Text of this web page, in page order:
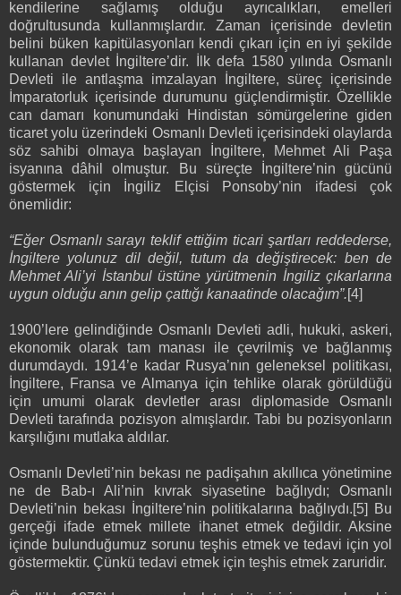
kendilerine sağlamış olduğu ayrıcalıkları, emelleri
doğrultusunda kullanmışlardır. Zaman içerisinde devletin
belini büken kapitülasyonları kendi çıkarı için en iyi şekilde
kullanan devlet İngiltere’dir. İlk defa 1580 yılında Osmanlı
Devleti ile antlaşma imzalayan İngiltere, süreç içerisinde
İmparatorluk içerisinde durumunu güçlendirmiştir. Özellikle
can damarı konumundaki Hindistan sömürgelerine giden
ticaret yolu üzerindeki Osmanlı Devleti içerisindeki olaylarda
söz sahibi olmaya başlayan İngiltere, Mehmet Ali Paşa
isyanına dâhil olmuştur. Bu süreçte İngiltere’nin gücünü
göstermek için İngiliz Elçisi Ponsoby’nin ifadesi çok
önemlidir:
“Eğer Osmanlı sarayı teklif ettiğim ticari şartları reddederse,
İngiltere yolunuz dil değil, tutum da değiştirecek: ben de
Mehmet Ali’yi İstanbul üstüne yürütmenin İngiliz çıkarlarına
uygun olduğu anın gelip çattığı kanaatinde olacağım”.[4]
1900’lere gelindiğinde Osmanlı Devleti adli, hukuki, askeri,
ekonomik olarak tam manası ile çevrilmiş ve bağlanmış
durumdaydı. 1914’e kadar Rusya’nın geleneksel politikası,
İngiltere, Fransa ve Almanya için tehlike olarak görüldüğü
için umumi olarak devletler arası diplomaside Osmanlı
Devleti tarafında pozisyon almışlardır. Tabi bu pozisyonların
karşılığını mutlaka aldılar.
Osmanlı Devleti’nin bekası ne padişahın akıllıca yönetimine
ne de Bab-ı Ali’nin kıvrak siyasetine bağlıydı; Osmanlı
Devleti’nin bekası İngiltere’nin politikalarına bağlıydı.[5] Bu
gerçeği ifade etmek millete ihanet etmek değildir. Aksine
içinde bulunduğumuz sorunu teşhis etmek ve tedavi için yol
göstermektir. Çünkü tedavi etmek için teşhis etmek zaruridir.